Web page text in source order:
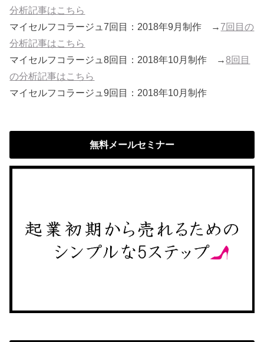
分析記事はこちら
マイセルフコラージュ7回目：2018年9月制作 → 7回目の
分析記事はこちら
マイセルフコラージュ8回目：2018年10月制作 →8回目
の分析記事はこちら
マイセルフコラージュ9回目：2018年10月制作
無料メールセミナー